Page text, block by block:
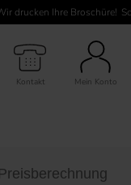
drucken Ihre Broschüre!
Kontakt Mein Konto
4-seitig, 104
Preisberechnung